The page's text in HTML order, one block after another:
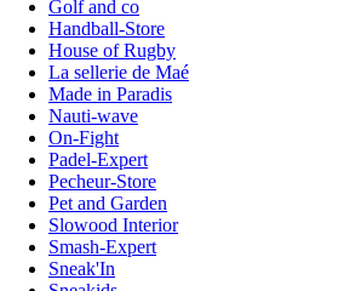
Golf and co
Handball-Store
House of Rugby
La sellerie de Maé
Made in Paradis
Nauti-wave
On-Fight
Padel-Expert
Pecheur-Store
Pet and Garden
Slowood Interior
Smash-Expert
Sneak'In